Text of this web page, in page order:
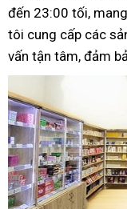
đến 23:00 tối,
tôi cung cấp các
vấn tận tâm, đảm